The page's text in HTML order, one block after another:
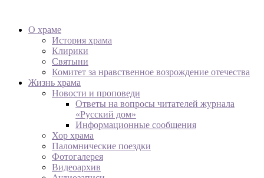
О храме
История храма
Клирики
Святыни
Комитет за нравственное возрождение отечества
Жизнь храма
Новости и проповеди
Ответы на вопросы читателей журнала
«Русский дом»
Информационные сообщения
Хор храма
Паломнические поездки
Фотогалерея
Видеоархив